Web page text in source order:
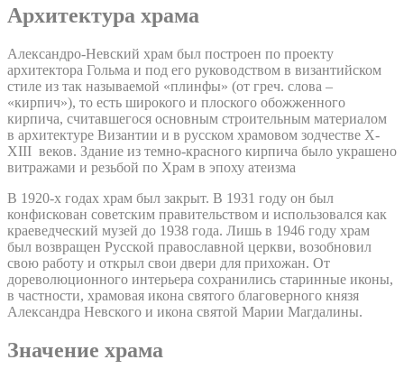
Архитектура храма
Александро-Невский храм был построен по проекту
архитектора Гольма и под его руководством в византийском
стиле из так называемой «плинфы» (от греч. слова –
«кирпич»), то есть широкого и плоского обожженного
кирпича, считавшегося основным строительным материалом
в архитектуре Византии и в русском храмовом зодчестве X-
XIII веков. Здание из темно-красного кирпича было украшено
витражами и резьбой по Храм в эпоху атеизма
В 1920-х годах храм был закрыт. В 1931 году он был
конфискован советским правительством и использовался как
краеведческий музей до 1938 года. Лишь в 1946 году храм
был возвращен Русской православной церкви, возобновил
свою работу и открыл свои двери для прихожан. От
дореволюционного интерьера сохранились старинные иконы,
в частности, храмовая икона святого благоверного князя
Александра Невского и икона святой Марии Магдалины.
Значение храма